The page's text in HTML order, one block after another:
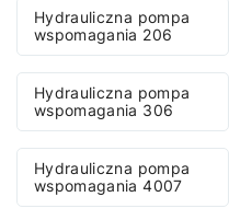
Hydrauliczna pompa
wspomagania 206
Hydrauliczna pompa
wspomagania 306
Hydrauliczna pompa
wspomagania 4007